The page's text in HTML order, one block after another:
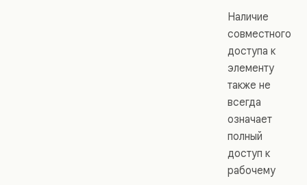
Наличие
совместного
доступа к
элементу
также не
всегда
означает
полный
доступ к
рабочему